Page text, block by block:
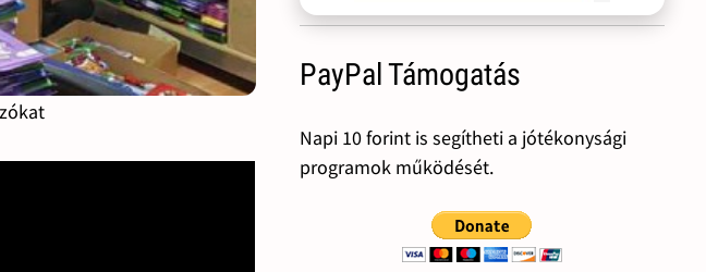
PayPal Támogatás
Napi 10 forint is segítheti a jótékonysági
programok működését.